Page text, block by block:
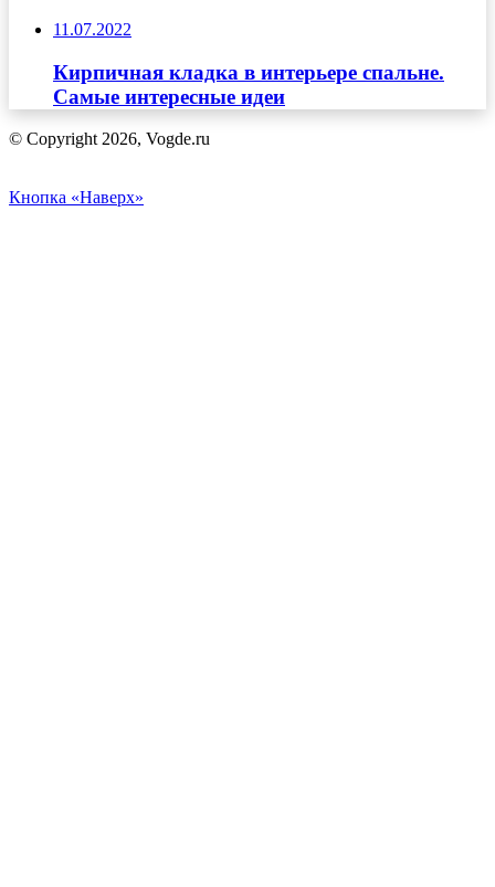
11.07.2022
Кирпичная кладка в интерьере спальне.
Самые интересные идеи
© Copyright 2026, Vogde.ru
Кнопка «Наверх»